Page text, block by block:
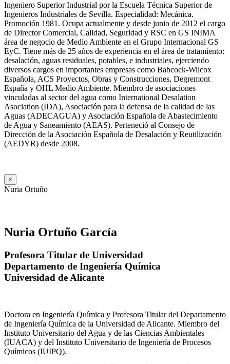
Ingeniero Superior Industrial por la Escuela Técnica Superior de
Ingenieros Industriales de Sevilla. Especialidad: Mecánica.
Promoción 1981. Ocupa actualmente y desde junio de 2012 el cargo
de Director Comercial, Calidad, Seguridad y RSC en GS INIMA
área de negocio de Medio Ambiente en el Grupo Internacional GS
EyC. Tiene más de 25 años de experiencia en el área de tratamiento:
desalación, aguas residuales, potables, e industriales, ejerciendo
diversos cargos en importantes empresas como Babcock-Wilcox
Española, ACS Proyectos, Obras y Construcciones, Degremont
España y OHL Medio Ambiente. Miembro de asociaciones
vinculadas al sector del agua como International Desalation
Asociation (IDA), Asociación para la defensa de la calidad de las
Aguas (ADECAGUA) y Asociación Española de Abastecimiento
de Agua y Saneamiento (AEAS). Perteneció al Consejo de
Dirección de la Asociación Española de Desalación y Reutilización
(AEDYR) desde 2008.
×
Nuria Ortuño
Nuria Ortuño García
Profesora Titular de Universidad
Departamento de Ingeniería Química
Universidad de Alicante
Doctora en Ingeniería Química y Profesora Titular del Departamento
de Ingeniería Química de la Universidad de Alicante. Miembro del
Instituto Universitario del Agua y de las Ciencias Ambientales
(IUACA) y del Instituto Universitario de Ingeniería de Procesos
Químicos (IUIPQ).